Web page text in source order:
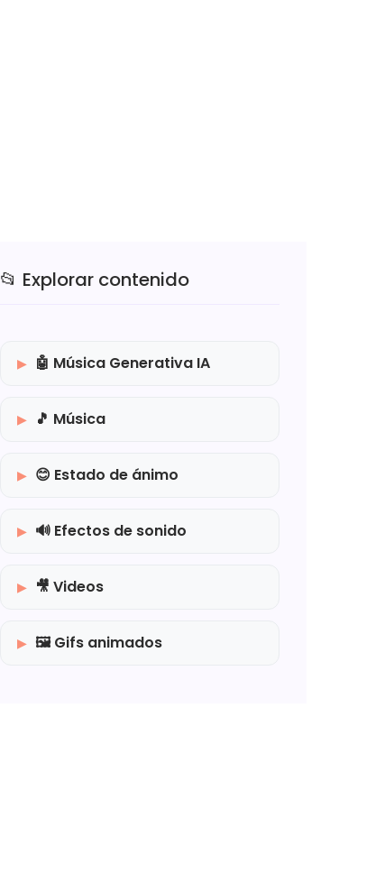
📂 Explorar contenido
🤖 Música Generativa IA
🎵 Música
😊 Estado de ánimo
🔊 Efectos de sonido
🎥 Videos
🖼️ Gifs animados